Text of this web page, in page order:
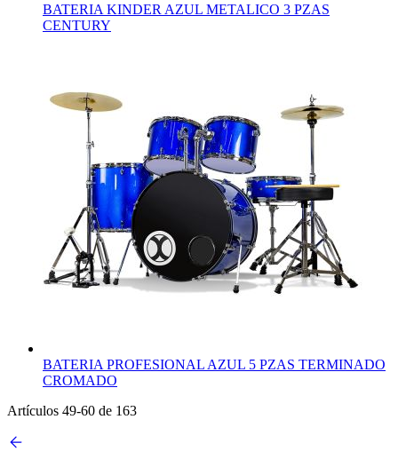
BATERIA KINDER AZUL METALICO 3 PZAS
CENTURY
BATERIA PROFESIONAL AZUL 5 PZAS TERMINADO
CROMADO
Artículos 49-60 de 163